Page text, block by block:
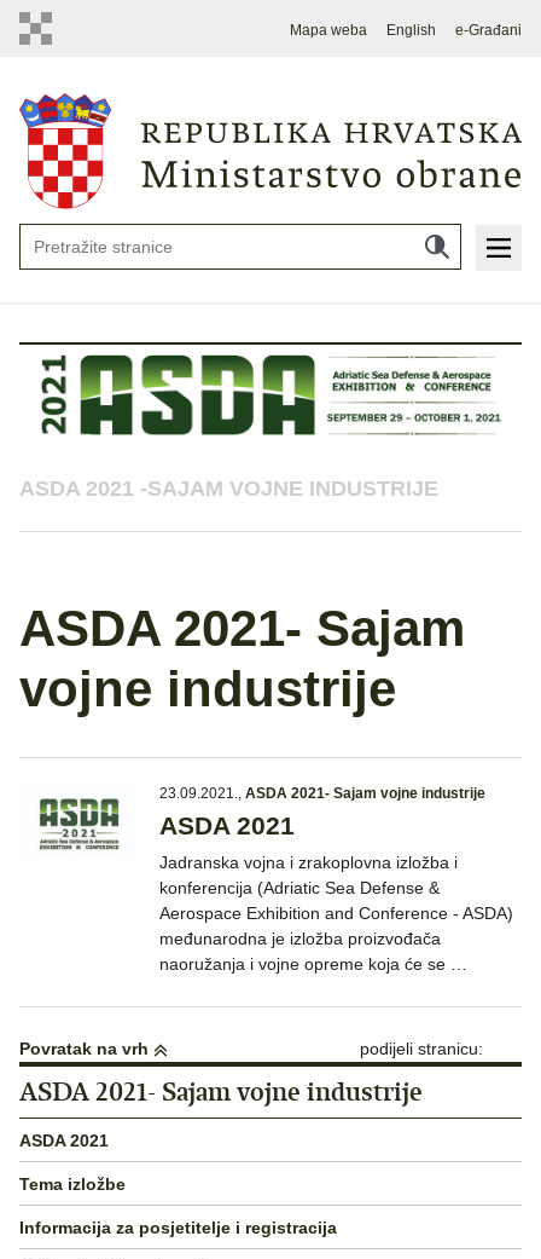
Mapa weba English e-Građani
ASDA 2021 -SAJAM VOJNE INDUSTRIJE
ASDA 2021- Sajam
vojne industrije
23.09.2021., ASDA 2021- Sajam vojne industrije
ASDA 2021
Jadranska vojna i zrakoplovna izložba i
konferencija (Adriatic Sea Defense &
Aerospace Exhibition and Conference - ASDA)
međunarodna je izložba proizvođača
naoružanja i vojne opreme koja će se …
Povratak na vrh podijeli stranicu:
ASDA 2021- Sajam vojne industrije
ASDA 2021
Tema izložbe
Informacija za posjetitelje i registracija